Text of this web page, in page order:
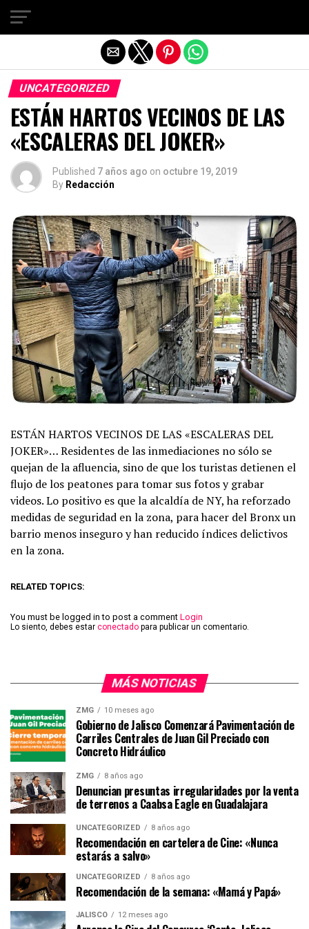
UNCATEGORIZED
ESTÁN HARTOS VECINOS DE LAS
«ESCALERAS DEL JOKER»
Published 7 años ago on octubre 19, 2019
By Redacción
ESTÁN HARTOS VECINOS DE LAS «ESCALERAS DEL
JOKER»… Residentes de las inmediaciones no sólo se
quejan de la afluencia, sino de que los turistas detienen el
flujo de los peatones para tomar sus fotos y grabar
videos. Lo positivo es que la alcaldía de NY, ha reforzado
medidas de seguridad en la zona, para hacer del Bronx un
barrio menos inseguro y han reducido índices delictivos
en la zona.
RELATED TOPICS:
You must be logged in to post a comment Login
Lo siento, debes estar conectado para publicar un comentario.
MÁS NOTICIAS
ZMG 10 meses ago
Gobierno de Jalisco Comenzará Pavimentación de
Carriles Centrales de Juan Gil Preciado con
Concreto Hidráulico
ZMG 8 años ago
Denuncian presuntas irregularidades por la venta
de terrenos a Caabsa Eagle en Guadalajara
UNCATEGORIZED 8 años ago
Recomendación en cartelera de Cine: «Nunca
estarás a salvo»
UNCATEGORIZED 8 años ago
Recomendación de la semana: «Mamá y Papá»
JALISCO 12 meses ago